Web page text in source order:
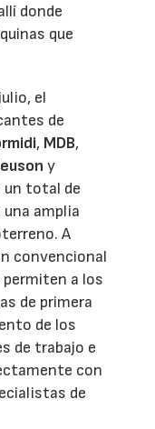
donde
que
el
de
, MDB,
y
un total de
amplia
A
convencional
a los
de primera
de los
de trabajo e
con
de